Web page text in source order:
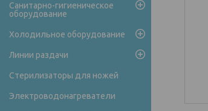
Санитарно-гигиеническое
оборудование
Холодильное оборудование
Линии раздачи
Стерилизаторы для ножей
Электроводонагреватели